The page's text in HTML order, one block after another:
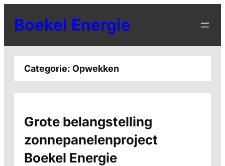
naarBoekel Energie
Categorie: Opwekken
Grote belangstelling
zonnepanelenproject
Boekel Energie